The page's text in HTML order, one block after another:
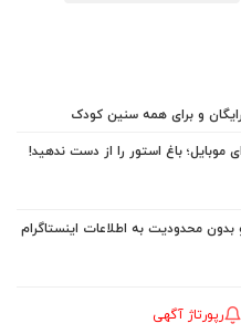
و برای همه سنین کودک
موبایل؛ باغ استور را از دست ندهید!
رپورتاژ آگهی